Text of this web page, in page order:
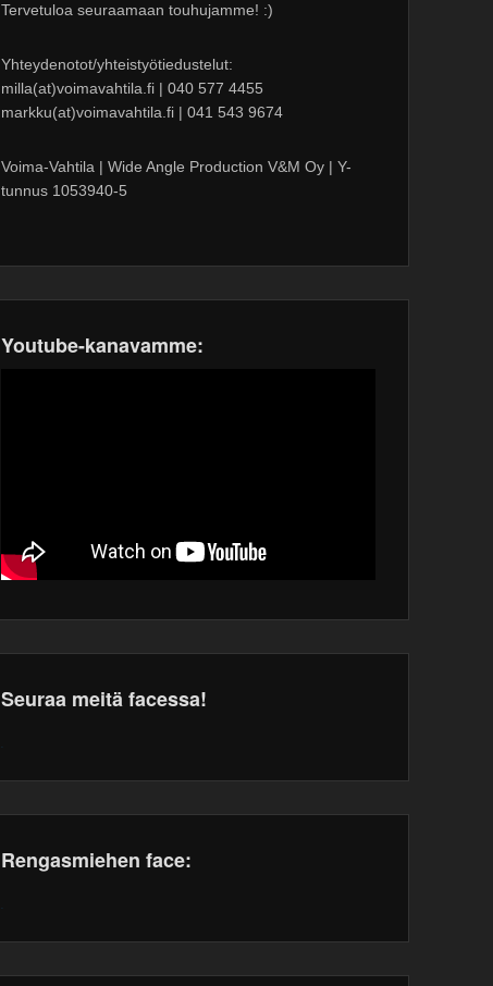
Tervetuloa seuraamaan touhujamme! :)
Yhteydenotot/yhteistyötiedustelut:
milla(at)voimavahtila.fi | 040 577 4455
markku(at)voimavahtila.fi | 041 543 9674
Voima-Vahtila | Wide Angle Production V&M Oy | Y-
tunnus 1053940-5
Youtube-kanavamme:
Seuraa meitä facessa!
WordPress
Rengasmiehen face:
WordPress